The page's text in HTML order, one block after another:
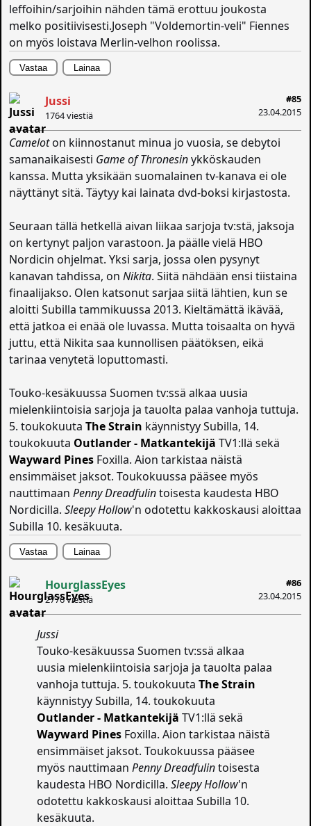
leffoihin/sarjoihin nähden tämä erottuu joukosta
melko positiivisesti.Joseph "Voldemortin-veli" Fiennes
on myös loistava Merlin-velhon roolissa.
Vastaa Lainaa
#85
23.04.2015
Jussi
1764 viestiä
Cameloton kiinnostanut minua jo vuosia, se debytoi
samanaikaisesti Game of Thronesinykköskauden
kanssa. Mutta yksikään suomalainen tv-kanava ei ole
näyttänyt sitä. Täytyy kai lainata dvd-boksi kirjastosta.
Seuraan tällä hetkellä aivan liikaa sarjoja tv:stä, jaksoja
on kertynyt paljon varastoon. Ja päälle vielä HBO
Nordicin ohjelmat. Yksi sarja, jossa olen pysynyt
kanavan tahdissa, onNikita. Siitä nähdään ensi tiistaina
finaalijakso. Olen katsonut sarjaa siitä lähtien, kun se
aloitti Subilla tammikuussa 2013. Kieltämättä ikävää,
että jatkoa ei enää ole luvassa. Mutta toisaalta on hyvä
juttu, että Nikita saa kunnollisen päätöksen, eikä
tarinaa venytetä loputtomasti.
Touko-kesäkuussa Suomen tv:ssä alkaa uusia
mielenkiintoisia sarjoja ja tauolta palaa vanhoja tuttuja.
5. toukokuutaThe Strain käynnistyy Subilla, 14.
toukokuuta Outlander - Matkantekijä TV1:llä sekä
Wayward Pines Foxilla. Aion tarkistaa näistä
ensimmäiset jaksot. Toukokuussa pääsee myös
nauttimaanPenny Dreadfulintoisesta kaudesta HBO
Nordicilla.Sleepy Hollow'n odotettu kakkoskausi aloittaa
Subilla 10. kesäkuuta.
Vastaa Lainaa
#86
23.04.2015
HourglassEyes
2776 viestiä
Jussi
Touko-kesäkuussa Suomen tv:ssä alkaa
uusia mielenkiintoisia sarjoja ja tauolta palaa
vanhoja tuttuja. 5. toukokuutaThe Strain
käynnistyy Subilla, 14. toukokuuta
Outlander - Matkantekijä TV1:llä sekä
Wayward Pines Foxilla. Aion tarkistaa näistä
ensimmäiset jaksot. Toukokuussa pääsee
myös nauttimaanPenny Dreadfulintoisesta
kaudesta HBO Nordicilla.Sleepy Hollow'n
odotettu kakkoskausi aloittaa Subilla 10.
kesäkuuta.